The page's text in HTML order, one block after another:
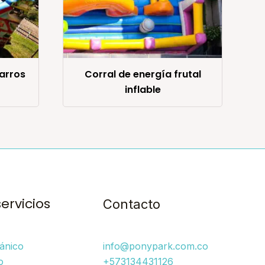
Corral de energía frutal
inflable
Contacto
info@ponypark.com.co
+573134431126